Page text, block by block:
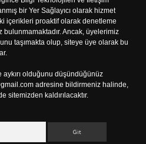
bir Yer Sağlayıcı olarak hizmet
içerikleri proaktif olarak denetleme
bulunmamaktadır. Ancak, üyelerimiz
taşımakta olup, siteye üye olarak bu
olduğunu düşündüğünüz
adresine bildirmeniz halinde,
sitemizden kaldırılacaktır.